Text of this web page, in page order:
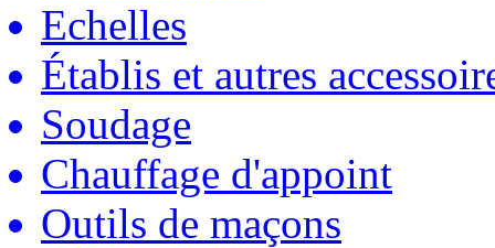
Echelles
Établis et autres
Soudage
Chauffage d'appoint
Outils de maçons